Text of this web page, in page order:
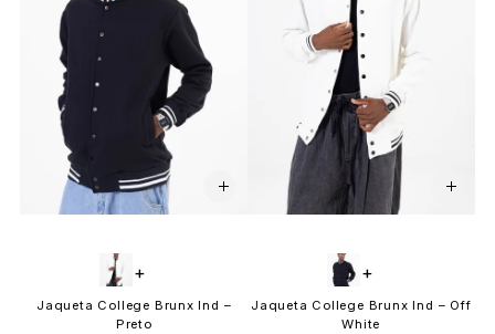
Jaqueta College Brunx Ind –
Preto
+
Jaqueta College Brunx Ind – Off
White
+